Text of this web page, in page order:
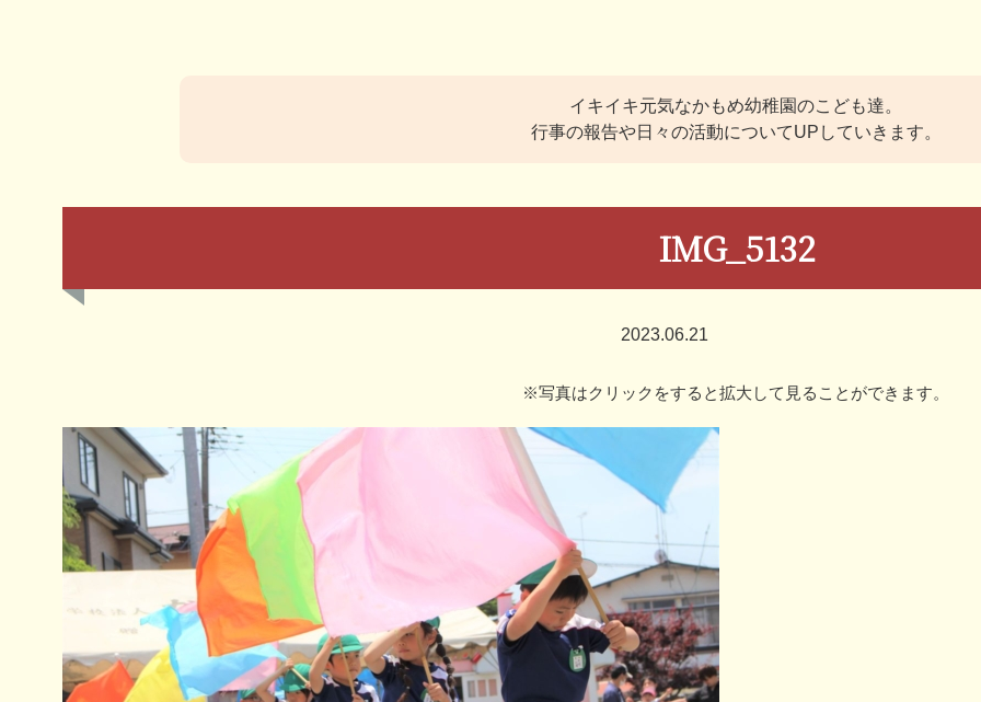
イキイキ元気なかもめ幼稚園のこども達。
行事の報告や日々の活動についてUPしていきます。
IMG_5132
2023.06.21
※写真はクリックをすると拡大して見ることができます。